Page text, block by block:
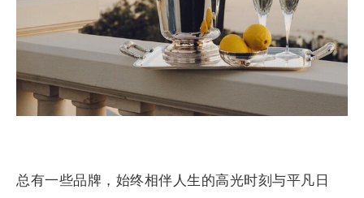
总有一些品牌，始终相伴人生的高光时刻与平凡日